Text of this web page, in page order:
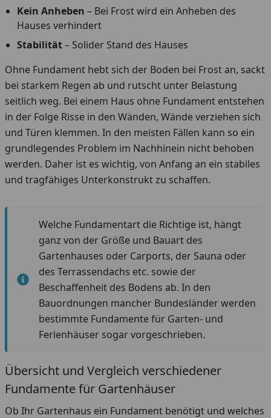
Kein Anheben – Bei Frost wird ein Anheben des
Hauses verhindert
Stabilität– Solider Stand des Hauses
Ohne Fundament hebt sich der Boden bei Frost an, sackt
bei starkem Regen ab und rutscht unter Belastung
seitlich weg. Bei einem Haus ohne Fundament entstehen
in der Folge Risse in den Wänden, Wände verziehen sich
und Türen klemmen. In den meisten Fällen kann so ein
grundlegendes Problem im Nachhinein nicht behoben
werden. Daher ist es wichtig, von Anfang an ein stabiles
und tragfähiges Unterkonstrukt zu schaffen.
Welche Fundamentart die Richtige ist, hängt
ganz von der Größe und Bauart des
Gartenhauses oder Carports, der Sauna oder
des Terrassendachs etc. sowie der
Beschaffenheit des Bodens ab. In den
Bauordnungen mancher Bundesländer werden
bestimmte Fundamente für Garten- und
Ferienhäuser sogar vorgeschrieben.
Übersicht und Vergleich verschiedener
Fundamente für Gartenhäuser
Ob Ihr Gartenhaus ein Fundament benötigt und welches